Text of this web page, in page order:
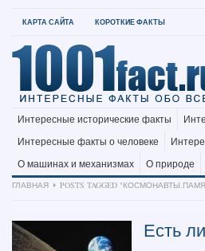
КАРТА САЙТА КОРОТКИЕ ФАКТЫ
Интересные исторические факты
Интересные факты о человеке
О машинах и механизмах
О природе
ГЛАВНАЯ
POSTS TAGGED
Есть